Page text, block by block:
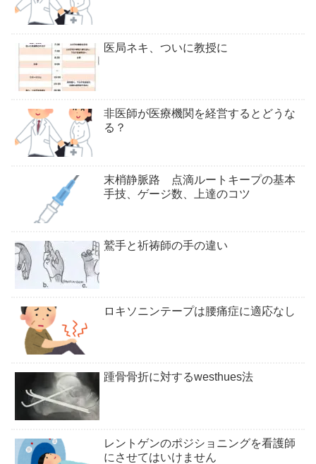
医局ネキ、ついに教授に
非医師が医療機関を経営するとどうな
る？
末梢静脈路 点滴ルートキープの基本
手技、ゲージ数、上達のコツ
鷲手と祈祷師の手の違い
ロキソニンテープは腰痛症に適応なし
踵骨骨折に対するwesthues法
レントゲンのポジショニングを看護師
にさせてはいけません